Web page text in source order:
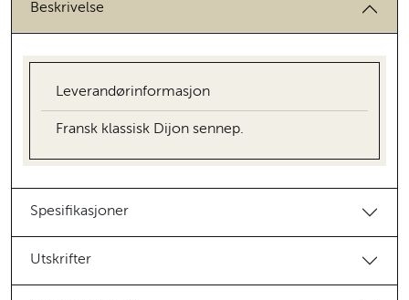
Beskrivelse
Leverandørinformasjon
Fransk klassisk Dijon sennep.
Spesifikasjoner
Utskrifter